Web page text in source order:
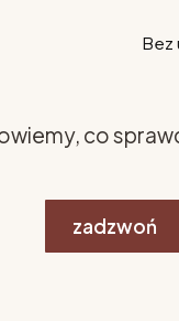
Bez
co
zadzwoń